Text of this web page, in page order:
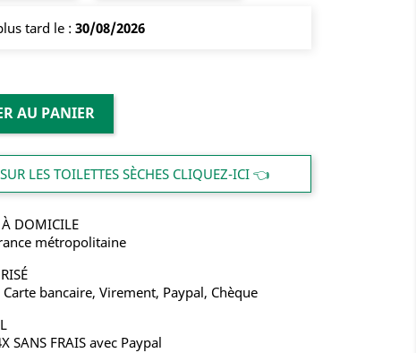
tard le : 30/08/2026
AU PANIER
LES TOILETTES SÈCHES CLIQUEZ-ICI 👈
À DOMICILE
métropolitaine
bancaire, Virement, Paypal, Chèque
SANS FRAIS avec Paypal